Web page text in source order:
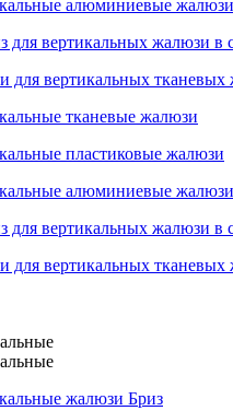
алюминиевые жалюзи
для вертикальных жалюзи в
для вертикальных тканевых
тканевые жалюзи
пластиковые жалюзи
алюминиевые жалюзи
для вертикальных жалюзи в
для вертикальных тканевых
жалюзи Бриз